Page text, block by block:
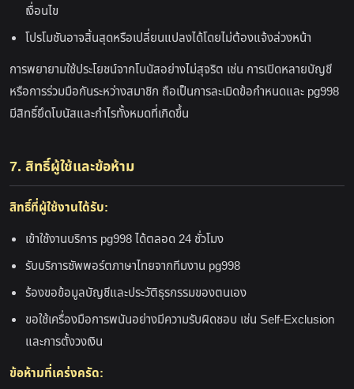
เงื่อนไข
โปรโมชันอาจสิ้นสุดหรือเปลี่ยนแปลงได้โดยไม่ต้องแจ้งล่วงหน้า
การพยายามใช้ประโยชน์จากโบนัสอย่างไม่สุจริต เช่น การเปิดหลายบัญชี
หรือการร่วมมือกันระหว่างสมาชิก ถือเป็นการละเมิดข้อกำหนดและ pg998
มีสิทธิ์ยึดโบนัสและกำไรทั้งหมดที่เกิดขึ้น
7. สิทธิ์ผู้ใช้และข้อห้าม
สิทธิ์ที่ผู้ใช้งานได้รับ:
เข้าใช้งานบริการ pg998 ได้ตลอด 24 ชั่วโมง
รับบริการซัพพอร์ตภาษาไทยจากทีมงาน pg998
ร้องขอข้อมูลบัญชีและประวัติธุรกรรมของตนเอง
ขอใช้เครื่องมือการพนันอย่างมีความรับผิดชอบ เช่น Self-Exclusion
และการตั้งวงเงิน
ข้อห้ามที่เคร่งครัด: